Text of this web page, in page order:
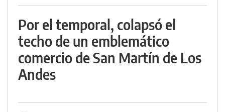
Por el temporal, colapsó el
techo de un emblemático
comercio de San Martín de Los
Andes